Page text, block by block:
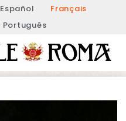
Español
Français
Português